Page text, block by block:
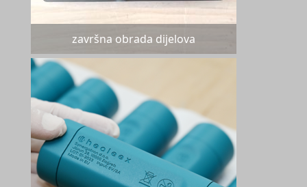
završna obrada dijelova